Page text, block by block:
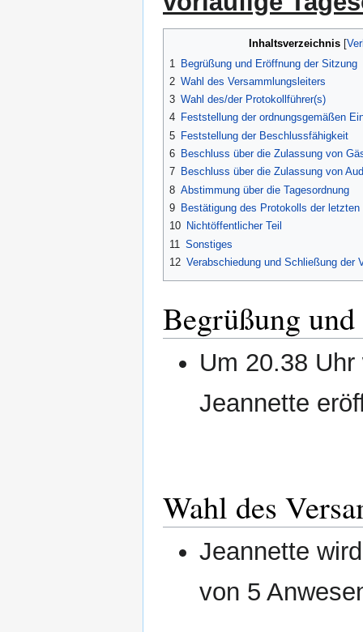
Inhaltsverzeichnis
1
Begrüßung und Eröffnung der Sitzung
2 Wahl des Versammlungsleiters
3 Wahl des/der Protokollführer(s)
4 Feststellung der ordnungsgemäßen
5 Feststellung der Beschlussfähigkeit
6 Beschluss über die Zulassung von
7 Beschluss über die Zulassung von
8 Abstimmung über die Tagesordnung
9 Bestätigung des Protokolls der letzten
10 Nichtöffentlicher Teil
11
Sonstiges
12 Verabschiedung und Schließung der
Begrüßung
Um 20.38
Jeannette
Wahl des
Jeannette
von 5